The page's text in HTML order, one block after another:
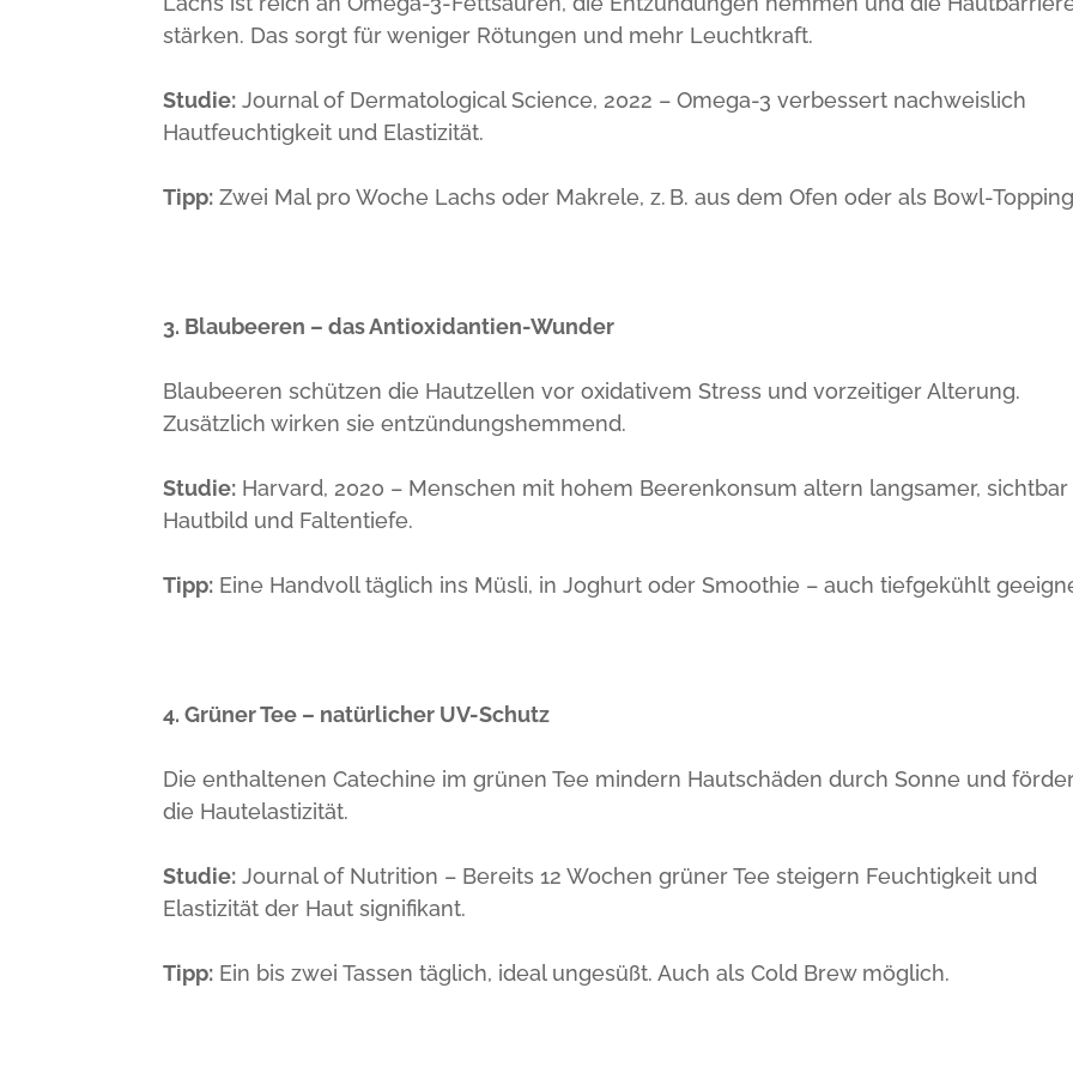
stärken. Das sorgt für weniger Rötungen und mehr Leuchtkraft.
Studie: Journal of Dermatological Science, 2022 – Omega-3 verbessert nachweislich
Hautfeuchtigkeit und Elastizität.
Tipp: Zwei Mal pro Woche Lachs oder Makrele, z. B. aus dem Ofen oder als Bowl-
3. Blaubeeren – das Antioxidantien-Wunder
Blaubeeren schützen die Hautzellen vor oxidativem Stress und vorzeitiger Alterung.
Zusätzlich wirken sie entzündungshemmend.
Studie: Harvard, 2020 – Menschen mit hohem Beerenkonsum altern langsamer, sichtbar
Hautbild und Faltentiefe.
Tipp: Eine Handvoll täglich ins Müsli, in Joghurt oder Smoothie – auch tiefgekühlt
4. Grüner Tee – natürlicher UV-Schutz
Die enthaltenen Catechine im grünen Tee mindern Hautschäden durch Sonne und
die Hautelastizität.
Studie: Journal of Nutrition – Bereits 12 Wochen grüner Tee steigern Feuchtigkeit und
Elastizität der Haut signifikant.
Tipp: Ein bis zwei Tassen täglich, ideal ungesüßt. Auch als Cold Brew möglich.